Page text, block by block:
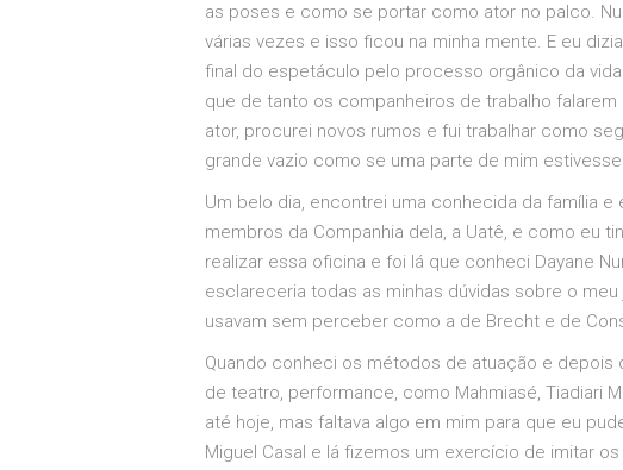
as poses e como se portar como ator no palco.
várias vezes e isso ficou na minha mente. E eu
final do espetáculo pelo processo orgânico da
que de tanto os companheiros de trabalho
ator, procurei novos rumos e fui trabalhar como
grande vazio como se uma parte de mim
Um belo dia, encontrei uma conhecida da família
membros da Companhia dela, a Uatê, e como eu
realizar essa oficina e foi lá que conheci Dayane
esclareceria todas as minhas dúvidas sobre o
usavam sem perceber como a de Brecht e de
Quando conheci os métodos de atuação e depois
de teatro, performance, como Mahmiasé, Tiadiari
até hoje, mas faltava algo em mim para que eu
Miguel Casal e lá fizemos um exercício de imitar